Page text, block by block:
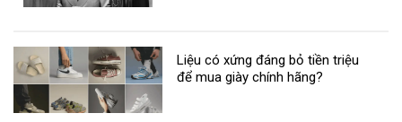
Liệu có xứng đáng bỏ tiền triệu
để mua giày chính hãng?